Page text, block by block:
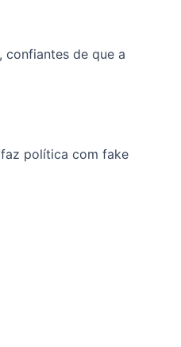
confiantes de que a
faz política com fake